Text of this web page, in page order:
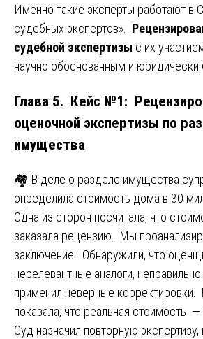
Именно такие эксперты работают в
судебных экспертов».
судебной экспертизы с их
научно обоснованным и
Глава 5. Кейс №1:
оценочной экспертизы по
имущества
🏘️ В деле о разделе имущества
определила стоимость дома в 30
Одна из сторон посчитала, что
заказала рецензию. Мы
заключение. Обнаружили, что
нерелевантные аналоги,
применил неверные
показала, что реальная стоимость
Суд назначил повторную экспертизу,